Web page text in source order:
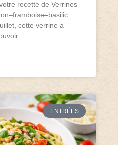
recette de Verrines
cette verrine a
ENTRÉES